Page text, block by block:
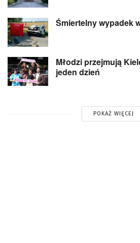
Śmiertelny wypadek
Młodzi przejmują
jeden dzień
POKAŻ WIĘCEJ